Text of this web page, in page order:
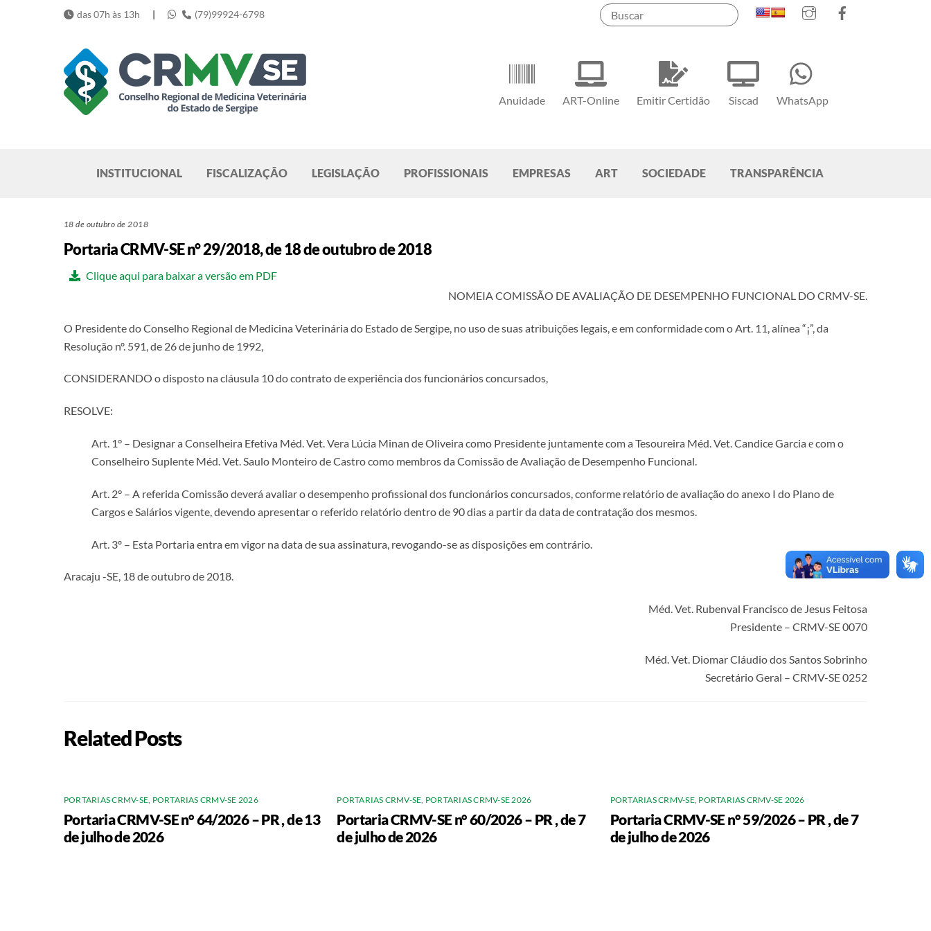
Instagram
Anuidade ART-Online Emitir Certidão Siscad WhatsApp
das 07h às 13h | (79)99924-6798
INSTITUCIONAL FISCALIZAÇÃO LEGISLAÇÃO PROFISSIONAIS EMPRESAS ART SOCIEDADE TRANSPARÊNCIA
18 de outubro de 2018
Portaria CRMV-SE n° 29/2018, de 18 de outubro de 2018
Clique aqui para baixar a versão em PDF
NOMEIA COMISSÃO DE AVALIAÇÃO DЕ DESEMPENHO FUNCIONAL DO CRMV-SE.
O Presidente do Conselho Regional de Medicina Veterinária do Estado de Sergipe, no uso de suas atribuições legais, e em conformidade com o Art. 11, alínea “¡”, da
Resolução nº. 591, de 26 de junho de 1992,
CONSIDERANDO o disposto na cláusula 10 do contrato de experiência dos funcionários concursados,
RESOLVE:
Art. 1° – Designar a Conselheira Efetiva Méd. Vet. Vera Lúcia Minan de Oliveira como Presidente juntamente com a Tesoureira Méd. Vet. Candice Garcia е com o
Conselheiro Suplente Méd. Vet. Saulo Monteiro de Castro como membros da Comissão de Avaliação de Desempenho Funcional.
Art. 2° – A referida Comissão deverá avaliar o desempenho profissional dos funcionários concursados, conforme relatório de avaliação do anexo I do Plano de
Cargos e Salários vigente, devendo apresentar o referido relatório dentro de 90 dias a partir da data de contratação dos mesmos.
Art. 3º – Esta Portaria entra em vigor na data de sua assinatura, revogando-se as disposições em contrário.
Aracaju -SE, 18 de outubro de 2018.
Méd. Vet. Rubenval Francisco de Jesus Feitosa
Presidente – CRMV-SE 0070
Méd. Vet. Diomar Cláudio dos Santos Sobrinho
Secretário Geral – CRMV-SE 0252
Related Posts
PORTARIAS CRMV-SE PORTARIAS CRMV-SE 2026
Portaria CRMV-SE n° 64/2026 – PR , de 13
de julho de 2026
PORTARIAS CRMV-SE PORTARIAS CRMV-SE 2026
Portaria CRMV-SE n° 60/2026 – PR , de 7
de julho de 2026
PORTARIAS CRMV-SE, PORTARIAS CRMV-SE 2026
Portaria CRMV-SE n° 59/2026 – PR , de 7
de julho de 2026